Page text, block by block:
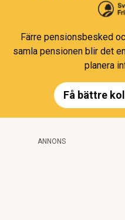
Färre pensionsbesked
samla pensionen blir det
planera
Få bättre
ANNONS